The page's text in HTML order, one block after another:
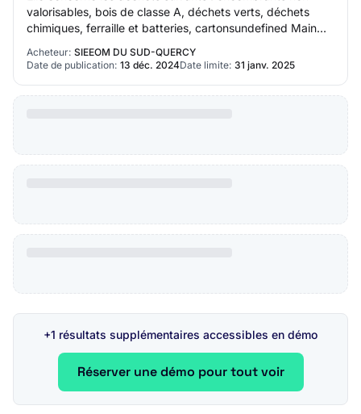
valorisables, bois de classe A, déchets verts, déchets
chimiques, ferraille et batteries, cartonsundefined Main
Acheteur: SIEEOM DU SUD-QUERCY
Date de publication: 13 déc. 2024Date limite: 31 janv. 2025
+1 résultats supplémentaires accessibles en démo
Réserver une démo pour tout voir